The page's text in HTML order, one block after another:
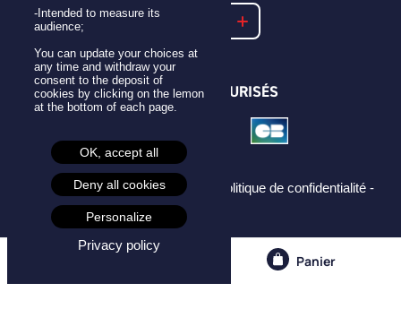
Panier
NOTRE FAQ
PAIEMENTS SÉCURISÉS
Mentions légales -CGU - CGV -
Politique de confidentialité -
Cookies -
-Intended to measure its
audience;
You can update your choices at
any time and withdraw your
consent to the deposit of
cookies by clicking on the lemon
at the bottom of each page.
OK, accept all
Deny all cookies
Personalize
Privacy policy